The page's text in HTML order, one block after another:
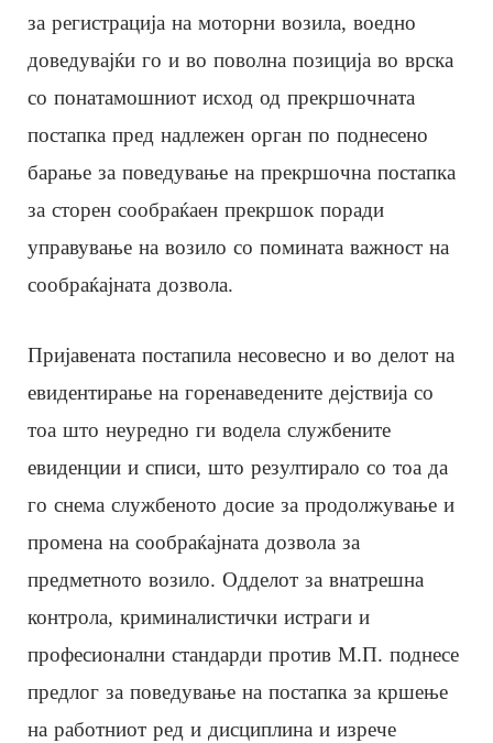
за регистрација на моторни возила, воедно
доведувајќи го и во поволна позиција во врска
со понатамошниот исход од прекршочната
постапка пред надлежен орган по поднесено
барање за поведување на прекршочна постапка
за сторен сообраќаен прекршок поради
управување на возило со помината важност на
сообраќајната дозвола.
Пријавената постапила несовесно и во делот на
евидентирање на горенаведените дејствија со
тоа што неуредно ги водела службените
евиденции и списи, што резултирало со тоа да
го снема службеното досие за продолжување и
промена на сообраќајната дозвола за
предметното возило. Одделот за внатрешна
контрола, криминалистички истраги и
професионални стандарди против М.П. поднесе
предлог за поведување на постапка за кршење
на работниот ред и дисциплина и изрече